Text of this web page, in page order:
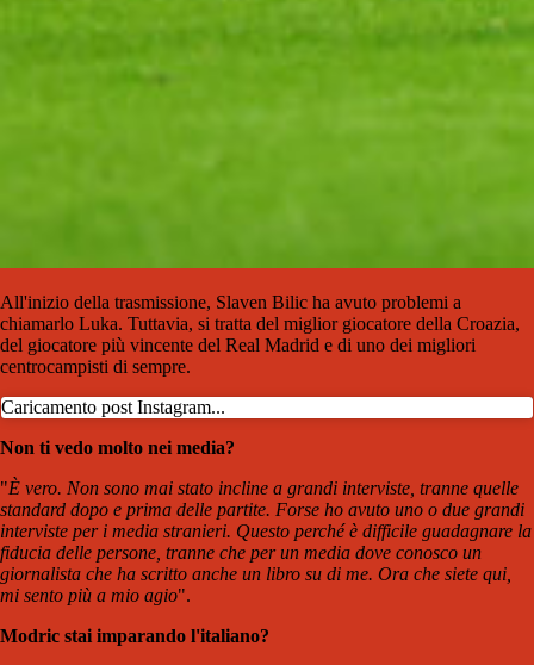
All'inizio della trasmissione, Slaven Bilic ha avuto problemi a
chiamarlo Luka. Tuttavia, si tratta del miglior giocatore della Croazia,
del giocatore più vincente del Real Madrid e di uno dei migliori
centrocampisti di sempre.
Caricamento post Instagram...
Non ti vedo molto nei media?
"È vero. Non sono mai stato incline a grandi interviste, tranne quelle
standard dopo e prima delle partite. Forse ho avuto uno o due grandi
interviste per i media stranieri. Questo perché è difficile guadagnare la
fiducia delle persone, tranne che per un media dove conosco un
giornalista che ha scritto anche un libro su di me. Ora che siete qui,
mi sento più a mio agio".
Modric stai imparando l'italiano?